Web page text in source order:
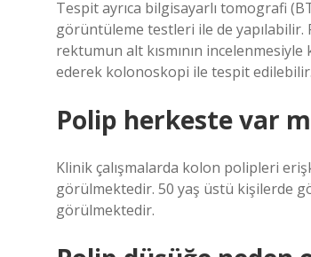
Tespit ayrıca bilgisayarlı tomografi
görüntüleme testleri ile de yapılabilir.
rektumun alt kısmının
ederek kolonoskopi ile tespit edilebilir.
Polip herkeste var
Klinik çalışmalarda kolon polipleri
görülmektedir. 50 yaş üstü kişilerde
görülmektedir.